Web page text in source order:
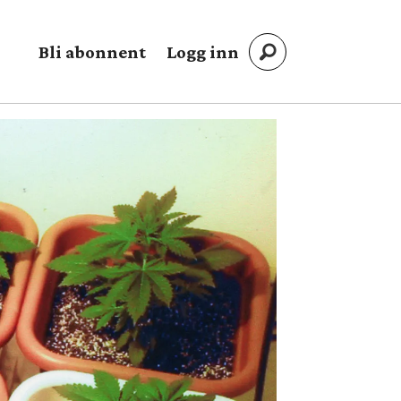
Bli abonnent Logg inn